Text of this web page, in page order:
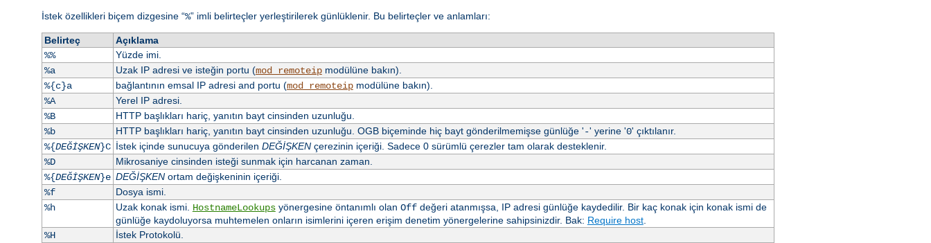
İstek özellikleri biçem dizgesine “%” imli belirteçler yerleştirilerek günlüklenir. Bu belirteçler ve anlamları:
Belirteç
Açıklama
%%
Yüzde imi.
%a
Uzak IP adresi ve isteğin portu (mod_remoteipmodülüne bakın).
%{c}a
bağlantının emsal IP adresi and portu (mod_remoteipmodülüne bakın).
%A
Yerel IP adresi.
%B
HTTP başlıkları hariç, yanıtın bayt cinsinden uzunluğu.
%b
HTTP başlıkları hariç, yanıtın bayt cinsinden uzunluğu. OGB biçeminde hiç bayt gönderilmemişse günlüğe '-' yerine '0' çıktılanır.
%{DEĞİŞKEN}C İstek içinde sunucuya gönderilen DEĞİŞKENçerezinin içeriği. Sadece 0 sürümlü çerezler tam olarak desteklenir.
%D
Mikrosaniye cinsinden isteği sunmak için harcanan zaman.
%{DEĞİŞKEN}e DEĞİŞKENortam değişkeninin içeriği.
%f
Dosya ismi.
%h
Uzak konak ismi. HostnameLookupsyönergesine öntanımlı olan Offdeğeri atanmışsa, IP adresi günlüğe kaydedilir. Bir kaç konak için konak ismi de
günlüğe kaydoluyorsa muhtemelen onların isimlerini içeren erişim denetim yönergelerine sahipsinizdir. Bak: Require host.
%H
İstek Protokolü.